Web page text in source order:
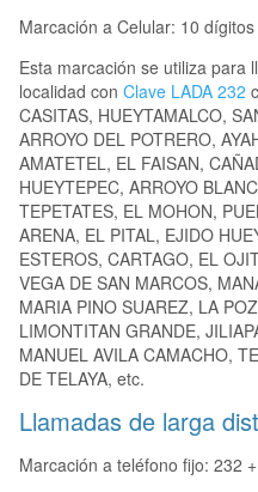
Marcación a Celular: 10
Esta marcación se utiliza para
localidad con Clave LADA 232
CASITAS, HUEYTAMALCO,
ARROYO DEL POTRERO,
AMATETEL, EL FAISAN,
HUEYTEPEC, ARROYO
TEPETATES, EL MOHON,
ARENA, EL PITAL, EJIDO
ESTEROS, CARTAGO, EL
VEGA DE SAN MARCOS,
MARIA PINO SUAREZ, LA
LIMONTITAN GRANDE,
MANUEL AVILA CAMACHO,
DE TELAYA, etc.
Llamadas de larga
Marcación a teléfono fijo: 232